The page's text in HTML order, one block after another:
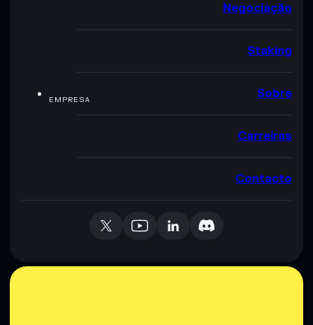
Negociação
Staking
EMPRESA Sobre
Carreiras
Contacto